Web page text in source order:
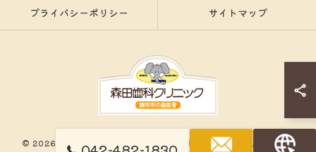
プライバシーポリシー サイトマップ
© 2026 東京都調布市の歯医者なら森田歯科クリニック ALL RIGHTS